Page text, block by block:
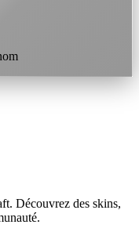
Découvrez des skins,